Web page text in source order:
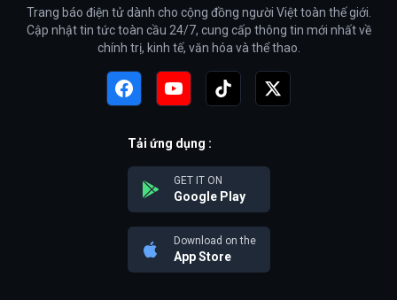
Trang báo điện tử dành cho cộng đồng người Việt toàn thế giới.
Cập nhật tin tức toàn cầu 24/7, cung cấp thông tin mới nhất về
chính trị, kinh tế, văn hóa và thể thao.
Tải ứng dụng :
GET IT ON
Google Play
Download on the
App Store